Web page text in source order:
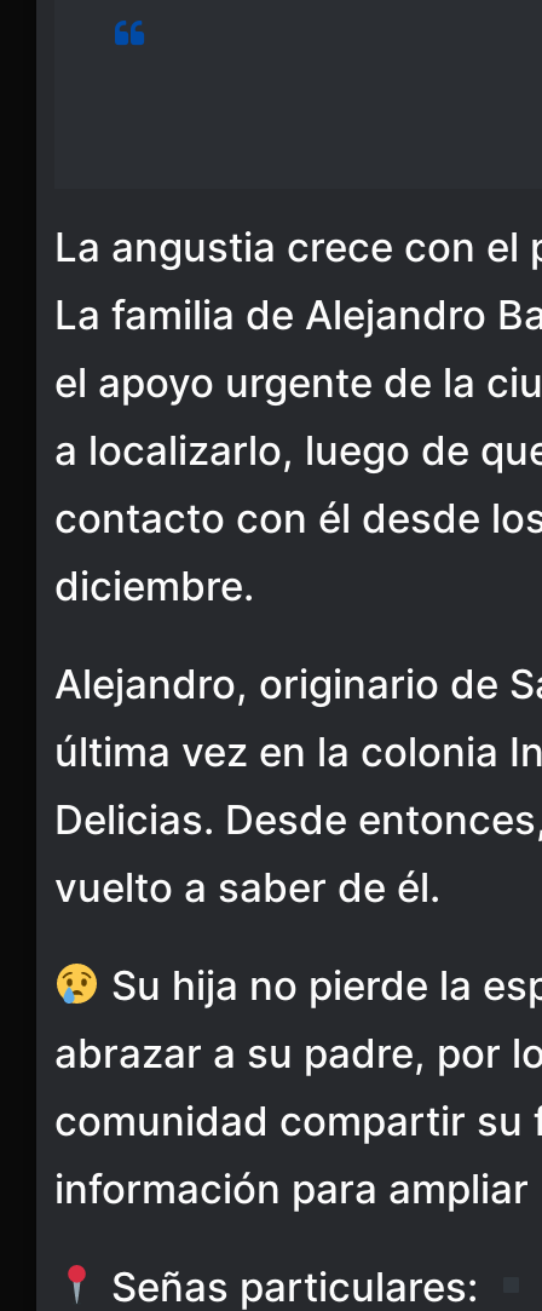
La angustia crece con el
La familia de Alejandro
el apoyo urgente de la
a localizarlo, luego de
contacto con él desde
diciembre.
Alejandro, originario de
última vez en la colonia
Delicias. Desde
vuelto a saber de él.
Su hija no pierde la
abrazar a su padre, por
comunidad compartir su
información para
Señas particulares: